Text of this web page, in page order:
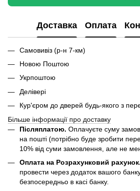
Доставка Оплата
Самовивіз (р-н 7-км)
Новою Поштою
Укрпоштою
Делівері
Кур'єром до дверей будь-якого з
Більше інформації про доставку
Післяплатою. Оплачуєте суму
на пошті (потрібно буде зробити
10% від суми замовлення, але не
Оплата на Розрахунковий рахунок.
провести через додаток вашого
безпосередньо в касі банку.